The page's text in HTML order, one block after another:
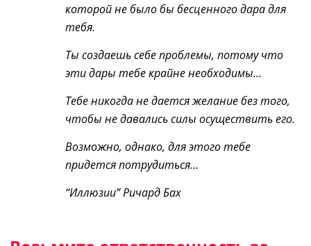
которой не было бы бесценного дара для
тебя.
Ты создаешь себе проблемы, потому что
эти дары тебе крайне необходимы…
Тебе никогда не дается желание без того,
чтобы не давались силы осуществить его.
Возможно, однако, для этого тебе
придется потрудиться…
“Иллюзии” Ричард Бах